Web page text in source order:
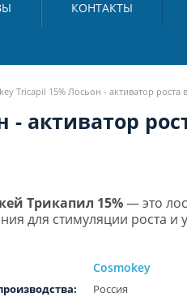
КОНТАКТЫ
Tricapil 15% Лосьон - активатор роста
- активатор
Трикапил 15%— это
для стимуляции роста и
Cosmokey
Россия